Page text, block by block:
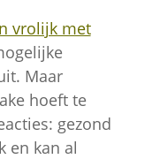
vrolijk met
Maar
hoeft te
gezond
en kan al